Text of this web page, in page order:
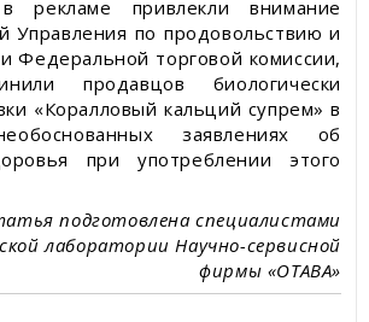
рекламе привлекли внимание
Управления по продовольствию и
Федеральной торговой комиссии,
продавцов биологически
«Коралловый кальций супрем» в
заявлениях об
при употреблении этого
подготовлена ​​специалистами
лаборатории Научно-сервисной
фирмы «ОТАВА»